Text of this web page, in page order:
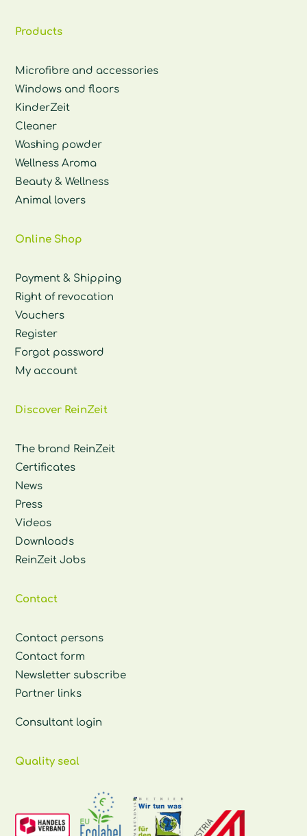
Products
Microfibre and accessories
Windows and floors
KinderZeit
Cleaner
Washing powder
Wellness Aroma
Beauty & Wellness
Animal lovers
Online Shop
Payment & Shipping
Right of revocation
Vouchers
Register
Forgot password
My account
Discover ReinZeit
The brand ReinZeit
Certificates
News
Press
Videos
Downloads
ReinZeit Jobs
Contact
Contact persons
Contact form
Newsletter subscribe
Partner links
Consultant login
Quality seal